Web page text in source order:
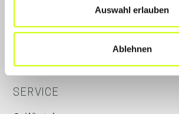
Auswahl erlauben
Ablehnen
LET'S CONNECT
Instagram
SERVICE